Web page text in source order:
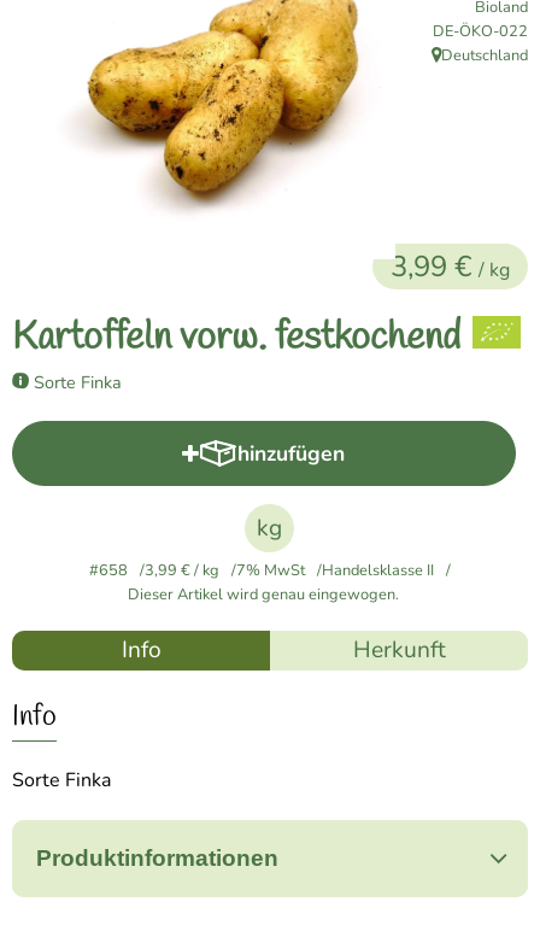
Vegane Küche
Naturkosmetik
Haus, Garten etc.
Verkauf
Lieferservice
Kartoffeln vorw. festkochend
Sorte Finka
3,99 € / kg
Bioland
, Kontrollstelle:
DE-ÖKO-022
, Herkunft:
Deutschland
hinzufügen
Produkt zum Warenkorb
kg
#658 3,99 €/ kg 7% MwSt
Handelsklasse II
Dieser Artikel wird genau eingewogen.
Info Herkunft
Info
Sorte Finka
Produktinformationen